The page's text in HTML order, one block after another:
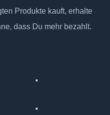
Produkte kauft, erhalte
dass Du mehr bezahlt.